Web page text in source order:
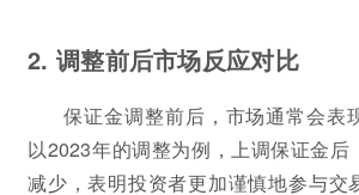
2. 调整前后市场反应对比
保证金调整前后，市场通常会表
以2023年的调整为例，上调保证金后
减少，表明投资者更加谨慎地参与交